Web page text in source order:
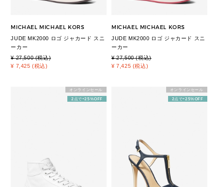
MICHAEL MICHAEL KORS
JUDE MK2000 ロゴ ジャカード スニ
ーカー
¥ 27,500 (税込)
¥ 7,425 (税込)
MICHAEL MICHAEL KORS
JUDE MK2000 ロゴ ジャカード スニ
ーカー
¥ 27,500 (税込)
¥ 7,425 (税込)
オンラインセール
2点で+25%OFF
オンラインセール
2点で+25%OFF